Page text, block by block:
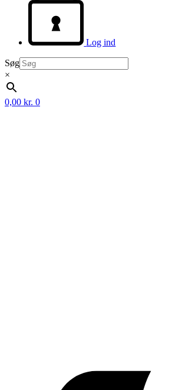
Log ind
Søg
×
0,00 kr. 0